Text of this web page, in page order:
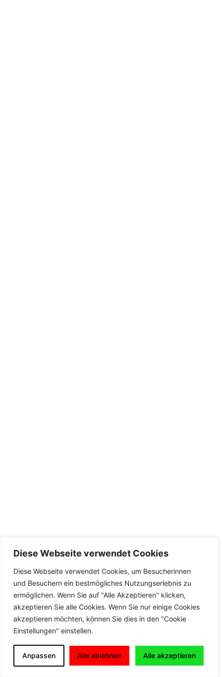
Diese Webseite verwendet Cookies
Diese Webseite verwendet Cookies, um Besucherinnen
und Besuchern ein bestmögliches Nutzungserlebnis zu
ermöglichen. Wenn Sie auf "Alle Akzeptieren" klicken,
akzeptieren Sie alle Cookies. Wenn Sie nur einige Cookies
akzeptieren möchten, können Sie dies in den "Cookie
Einstellungen" einstellen.
Anpassen Alle ablehnen Alle akzeptieren